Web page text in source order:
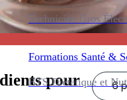
Technicien Gros
Formations Santé &
BTS Diététique et
pour 6